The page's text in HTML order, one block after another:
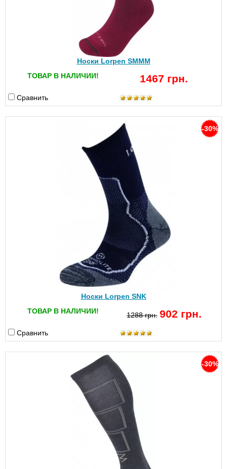
Носки Lorpen SMMM
ТОВАР В НАЛИЧИИ!
1467 грн.
Сравнить
-30%
Носки Lorpen SNK
ТОВАР В НАЛИЧИИ!
1288 грн. 902 грн.
Сравнить
-30%